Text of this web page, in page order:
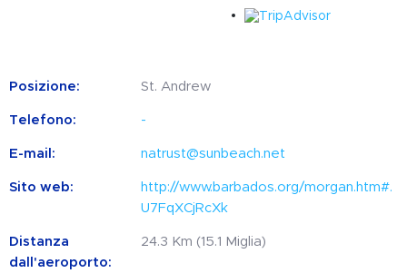
Posizione: St. Andrew
Telefono: -
E-mail: natrust@sunbeach.net
Sito web:
http://www.barbados.org/morgan.htm#.
U7FqXCjRcXk
Distanza
dall'aeroporto:
24.3 Km (15.1 Miglia)